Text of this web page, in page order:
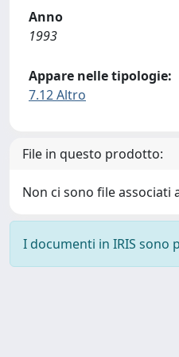
Anno
1993
Appare nelle tipologie:
7.12 Altro
File in questo prodotto:
Non ci sono file associati
I documenti in IRIS